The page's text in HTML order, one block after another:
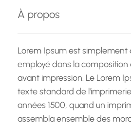
r
c
h
À propos
Lorem Ipsum est
employé dans la
avant impression. Le Lorem
texte standard de
années 1500, quand un
assembla ensemble des